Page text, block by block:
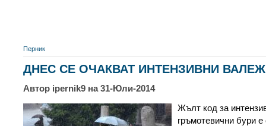
Перник
ДНЕС СЕ ОЧАКВАТ ИНТЕНЗИВНИ
Автор ipernik9 на 31-Юли-2014
Жълт код за
гръмотевични бури